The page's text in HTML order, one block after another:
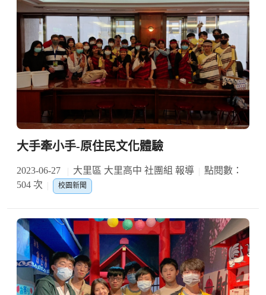
大手牽小手-原住民文化體驗
2023-06-27 大里區 大里高中 社團組 報導
點閱數：
504 次
校園新聞